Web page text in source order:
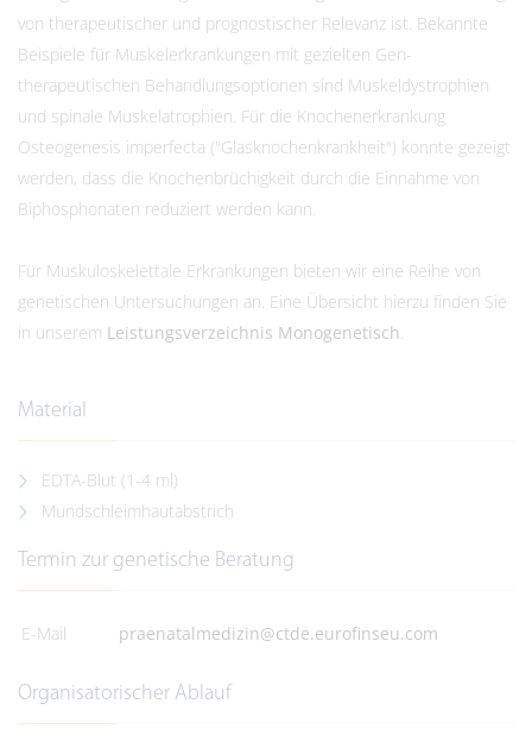
von therapeutischer und prognostischer Relevanz ist. Bekannte
Beispiele für Muskelerkrankungen mit gezielten Gen-
therapeutischen Behandlungsoptionen sind Muskeldystrophien
und spinale Muskelatrophien. Für die Knochenerkrankung
Osteogenesis imperfecta ("Glasknochenkrankheit") konnte gezeigt
werden, dass die Knochenbrüchigkeit durch die Einnahme von
Biphosphonaten reduziert werden kann.
Für Muskuloskelettale Erkrankungen bieten wir eine Reihe von
genetischen Untersuchungen an. Eine Übersicht hierzu finden Sie
in unserem Leistungsverzeichnis Monogenetisch.
Material
EDTA-Blut (1-4 ml)
Mundschleimhautabstrich
Termin zur genetische Beratung
E-Mail praenatalmedizin@ctde.eurofinseu.com
Organisatorischer Ablauf